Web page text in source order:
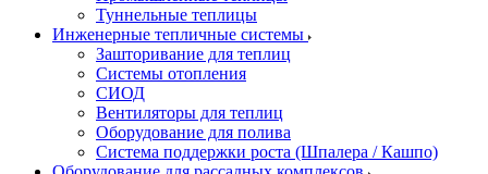
Туннельные теплицы
Инженерные тепличные системы
Зашторивание для теплиц
Системы отопления
СИОД
Вентиляторы для теплиц
Оборудование для полива
Система поддержки роста (Шпалера / Кашпо)